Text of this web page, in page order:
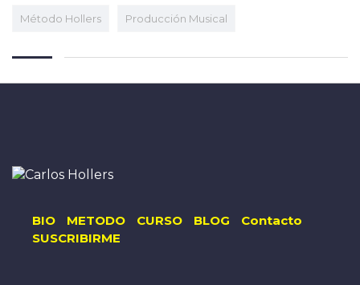
Método Hollers Producción Musical
BIO METODO CURSO BLOG
Contacto
SUSCRIBIRME